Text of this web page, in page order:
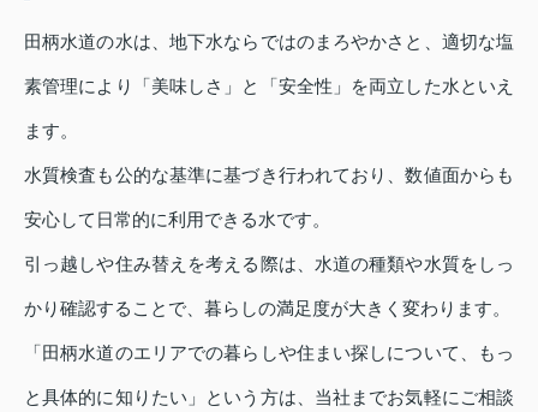
田柄水道の水は、地下水ならではのまろやかさと、適切な塩
素管理により「美味しさ」と「安全性」を両立した水といえ
ます。
水質検査も公的な基準に基づき行われており、数値面からも
安心して日常的に利用できる水です。
引っ越しや住み替えを考える際は、水道の種類や水質をしっ
かり確認することで、暮らしの満足度が大きく変わります。
「田柄水道のエリアでの暮らしや住まい探しについて、もっ
と具体的に知りたい」という方は、当社までお気軽にご相談